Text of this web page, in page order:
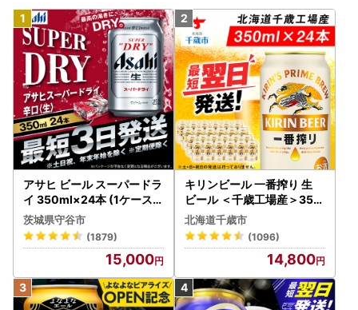
アサヒ ビール スーパードラ
イ 350ml×24本 (1ケース)
究極の辛口 ＜茨城工場＞ 缶
ビール Asahi superDRY お
酒
茨城県守谷市
(1879)
15,000
キリンビール 一番搾り 生
ビール ＜千歳工場産＞350
ml（24本）
北海道千歳市
(1096)
14,800